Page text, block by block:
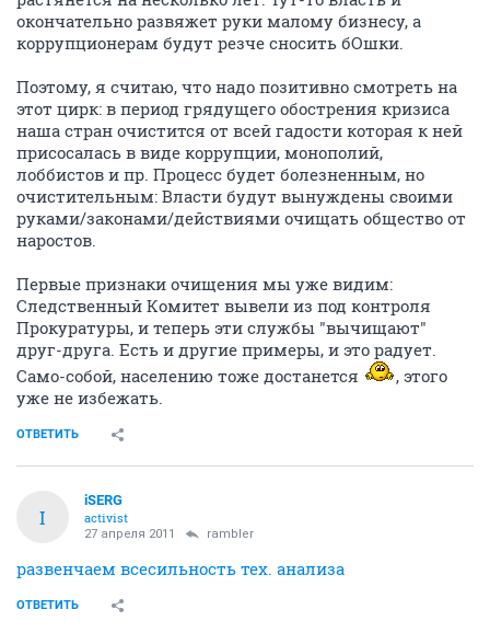
окончательно развяжет руки малому бизнесу, а
коррупционерам будут резче сносить бОшки.
Поэтому, я считаю, что надо позитивно смотреть на
этот цирк: в период грядущего обострения кризиса
наша стран очистится от всей гадости которая к ней
присосалась в виде коррупции, монополий,
лоббистов и пр. Процесс будет болезненным, но
очистительным: Власти будут вынуждены своими
руками/законами/действиями очищать общество от
наростов.
Первые признаки очищения мы уже видим:
Следственный Комитет вывели из под контроля
Прокуратуры, и теперь эти службы "вычищают"
друг-друга. Есть и другие примеры, и это радует.
Само-собой, населению тоже достанется
, этого
уже не избежать.
ОТВЕТИТЬ
I
iSERG
activist
27 апреля 2011 rambler
развенчаем всесильность тех. анализа
ОТВЕТИТЬ